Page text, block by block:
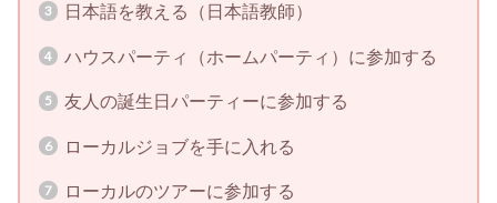
日本語を教える（日本語教師）
ハウスパーティ（ホームパーティ）に参加する
友人の誕生日パーティーに参加する
ローカルジョブを手に入れる
ローカルのツアーに参加する